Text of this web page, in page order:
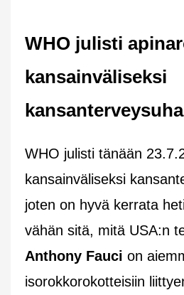
WHO julisti
kansainväliseksi
WHO julisti tänään
kansainväliseksi
joten on hyvä kerrata
vähän sitä, mitä USA:n
Anthony Fauci on
isorokkorokotteisiin